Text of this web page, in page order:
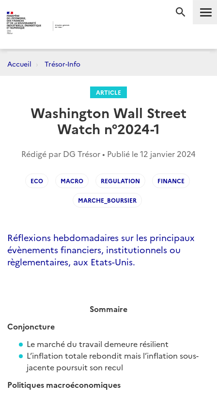
Accueil Trésor-Info
ARTICLE
Washington Wall Street
Watch n°2024-1
Rédigé par DG Trésor • Publié le12 janvier 2024
ECO MACRO REGULATION FINANCE
MARCHE_BOURSIER
Réflexions hebdomadaires sur les principaux
évènements financiers, institutionnels ou
règlementaires, aux Etats-Unis.
Sommaire
Conjoncture
Le marché du travail demeure résilient
L’inflation totale rebondit mais l’inflation sous-
jacente poursuit son recul
Politiques macroéconomiques